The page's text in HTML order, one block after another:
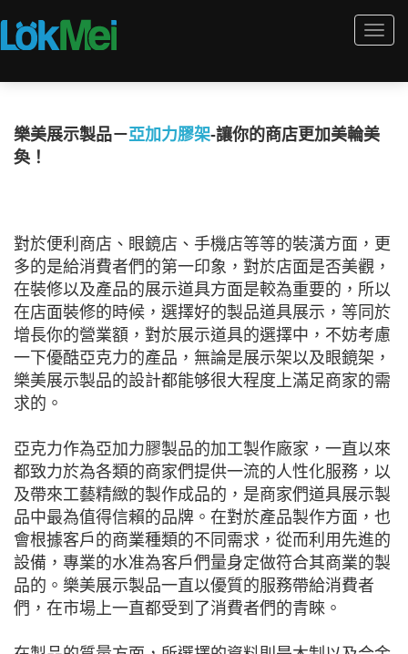
樂美展示製品－亞加力膠架-讓你的商店更加美輪美
奐！
對於便利商店、眼鏡店、手機店等等的裝潢方面，更
多的是給消費者們的第一印象，對於店面是否美觀，
在裝修以及產品的展示道具方面是較為重要的，所以
在店面裝修的時候，選擇好的製品道具展示，等同於
增長你的營業額，對於展示道具的選擇中，不妨考慮
一下優酷亞克力的產品，無論是展示架以及眼鏡架，
樂美展示製品的設計都能够很大程度上滿足商家的需
求的。
亞克力作為亞加力膠製品的加工製作廠家，一直以來
都致力於為各類的商家們提供一流的人性化服務，以
及帶來工藝精緻的製作成品的，是商家們道具展示製
品中最為值得信賴的品牌。在對於產品製作方面，也
會根據客戶的商業種類的不同需求，從而利用先進的
設備，專業的水准為客戶們量身定做符合其商業的製
品的。樂美展示製品一直以優質的服務帶給消費者
們，在市場上一直都受到了消費者們的青睞。